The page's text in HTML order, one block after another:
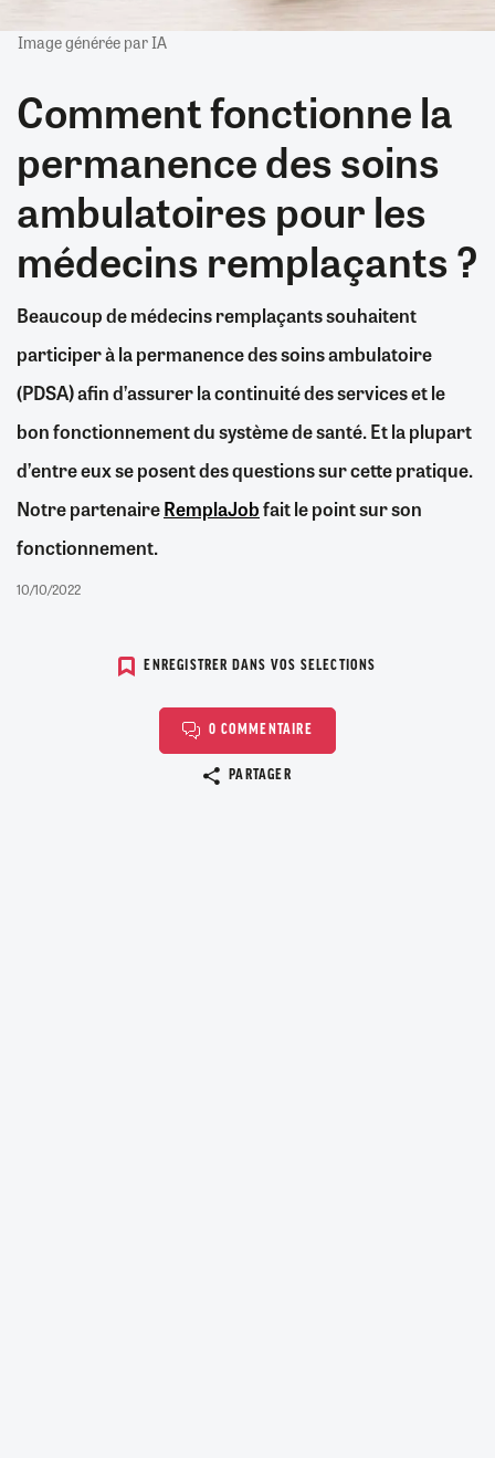
Image générée par IA
Comment fonctionne la
permanence des soins
ambulatoires pour les
médecins remplaçants ?
Beaucoup de médecins remplaçants souhaitent
participer à la permanence des soins ambulatoire
(PDSA) afin d’assurer la continuité des services et le
bon fonctionnement du système de santé. Et la plupart
d’entre eux se posent des questions sur cette pratique.
Notre partenaireRemplaJobfait le point sur son
fonctionnement.
10/10/2022
ENREGISTRER DANS VOS SELECTIONS
0 COMMENTAIRE
PARTAGER